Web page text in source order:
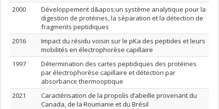
2000
Développement d&apos;un système analytique pour la
digestion de protéines, la séparation et la détection de
fragments peptidiques
2016
Impact du résidu voisin sur le pKa des peptides et leurs
mobilités en électrophorèse capillaire
1997
Détermination des cartes peptidiques des protéines
par électrophorèse capillaire et détection par
absorbance thermooptique
2021
Caractérisation de la propolis d’abeille provenant du
Canada, de la Roumanie et du Brésil